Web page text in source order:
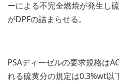
ーによる不完全燃焼が発生し
がDPFの詰まらせる。
PSAディーゼルの要求規格は
れる硫黄分の規定は0.3%wt以